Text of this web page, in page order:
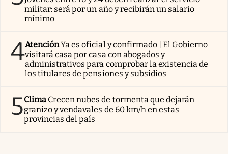
militar: será por un año y recibirán un salario
mínimo
4AtenciónYa es oficial y confirmado | El Gobierno
visitará casa por casa con abogados y
administrativos para comprobar la existencia de
los titulares de pensiones y subsidios
5Clima Crecen nubes de tormenta que dejarán
granizo y vendavales de 60 km/h en estas
provincias del país